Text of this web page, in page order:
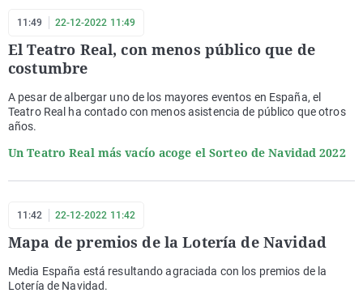
11:49 22-12-2022 11:49
El Teatro Real, con menos público que de
costumbre
A pesar de albergar uno de los mayores eventos en España, el
Teatro Real ha contado con menos asistencia de público que otros
años.
Un Teatro Real más vacío acoge el Sorteo de Navidad 2022
11:42 22-12-2022 11:42
Mapa de premios de la Lotería de Navidad
Media España está resultando agraciada con los premios de la
Lotería de Navidad.